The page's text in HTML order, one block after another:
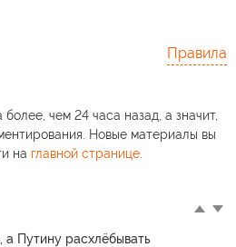
Правила
чем 24 часа назад, а значит,
Новые материалы вы
на главной странице.
Путину расхлёбывать